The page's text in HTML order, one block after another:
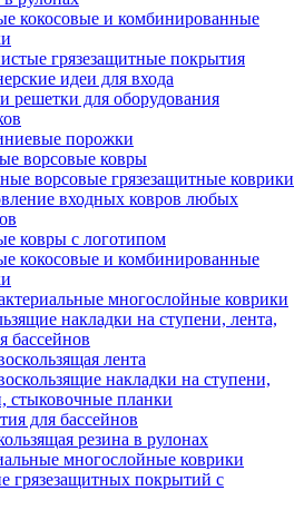
кокосовые и комбинированные
грязезащитные покрытия
идеи для входа
решетки для оборудования
порожки
ворсовые ковры
ворсовые грязезащитные коврики
входных ковров любых
ковры с логотипом
кокосовые и комбинированные
многослойные коврики
накладки на ступени, лента,
бассейнов
лента
накладки на ступени,
стыковочные планки
для бассейнов
резина в рулонах
многослойные коврики
грязезащитных покрытий с